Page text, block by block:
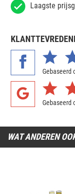
Laagste
Gebaseerd
Gebaseerd
WAT ANDEREN